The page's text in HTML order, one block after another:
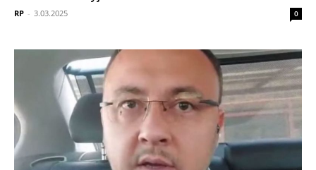
RP - 3.03.2025 0